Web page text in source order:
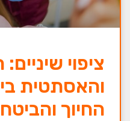
ציפוי
והאסתטית
החיוך